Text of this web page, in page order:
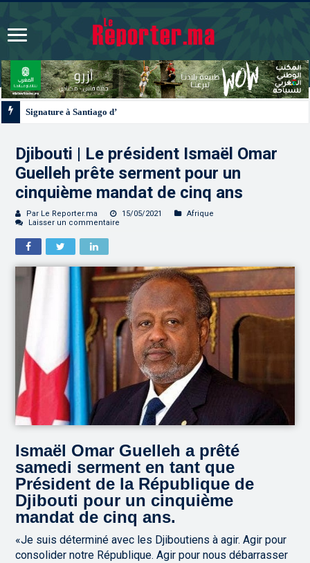
Djibouti | Le président Ismaël Omar
Guelleh prête serment pour un
cinquième mandat de cinq ans
Par Le Reporter.ma 15/05/2021
Afrique
Laisser un commentaire
Ismaël Omar Guelleh a prêté
samedi serment en tant que
Président de la République de
Djibouti pour un cinquième
mandat de cinq ans.
«Je suis déterminé avec les Djiboutiens à agir. Agir pour
consolider notre République. Agir pour nous débarrasser